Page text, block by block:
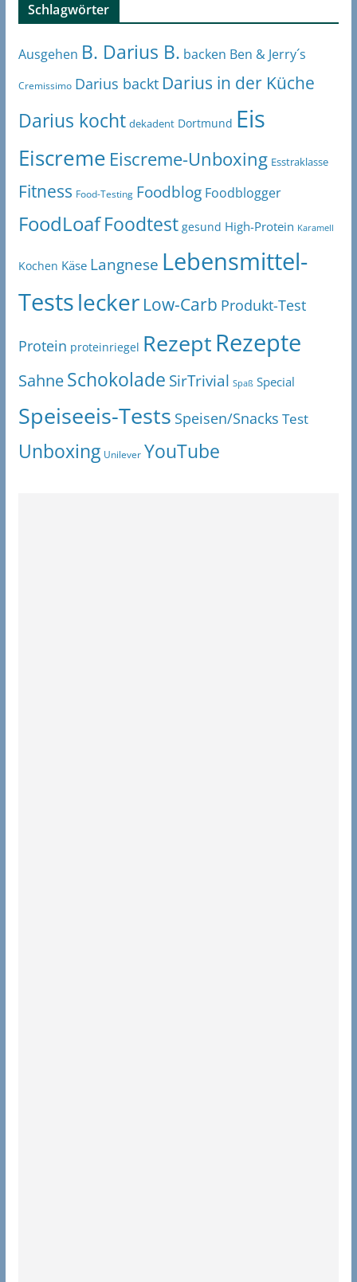
Schlagwörter
Ausgehen B. Darius B. backen Ben & Jerry´s
Cremissimo Darius backt Darius in der Küche
Darius kocht dekadent Dortmund Eis
Eiscreme Eiscreme-Unboxing Esstraklasse
Fitness Food-Testing Foodblog Foodblogger
FoodLoaf Foodtest gesund High-Protein Karamell
Kochen Käse Langnese Lebensmittel-
Testslecker Low-Carb Produkt-Test
Protein proteinriegel RezeptRezepte
SahneSchokolade SirTrivial Spaß Special
Speiseeis-Tests Speisen/Snacks Test
Unboxing Unilever YouTube